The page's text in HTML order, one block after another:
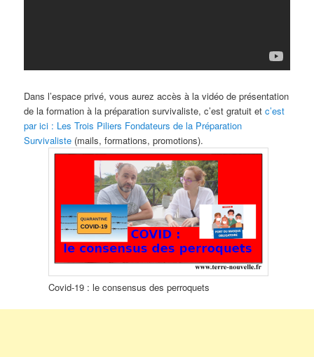
Dans l’espace privé, vous aurez accès à la vidéo de présentation
de la formation à la préparation survivaliste, c’est gratuit etc’est
par ici : Les Trois Piliers Fondateurs de la Préparation
Survivaliste (mails, formations, promotions).
Covid-19 : le consensus des perroquets